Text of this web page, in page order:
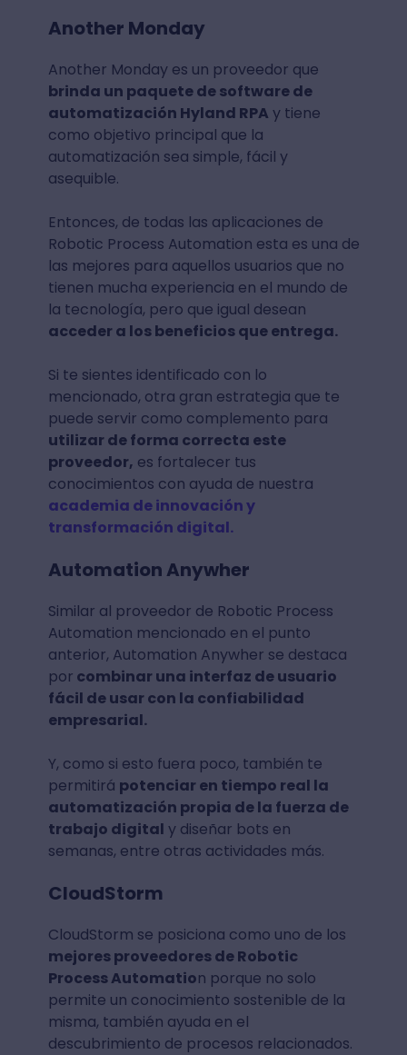
Another Monday
Another Monday es un proveedor que
brinda un paquete de software de
automatización Hyland RPA y tiene
como objetivo principal que la
automatización sea simple, fácil y
asequible.
Entonces, de todas las aplicaciones de
Robotic Process Automation esta es una de
las mejores para aquellos usuarios que no
tienen mucha experiencia en el mundo de
la tecnología, pero que igual desean
acceder a los beneficios que entrega.
Si te sientes identificado con lo
mencionado, otra gran estrategia que te
puede servir como complemento para
utilizar de forma correcta este
proveedor, es fortalecer tus
conocimientos con ayuda de nuestra
academia de innovación y
transformación digital.
Automation Anywher
Similar al proveedor de Robotic Process
Automation mencionado en el punto
anterior, Automation Anywher se destaca
por combinar una interfaz de usuario
fácil de usar con la confiabilidad
empresarial.
Y, como si esto fuera poco, también te
permitirá potenciar en tiempo real la
automatización propia de la fuerza de
trabajo digital y diseñar bots en
semanas, entre otras actividades más.
CloudStorm
CloudStorm se posiciona como uno de los
mejores proveedores de Robotic
Process Automation porque no solo
permite un conocimiento sostenible de la
misma, también ayuda en el
descubrimiento de procesos relacionados.